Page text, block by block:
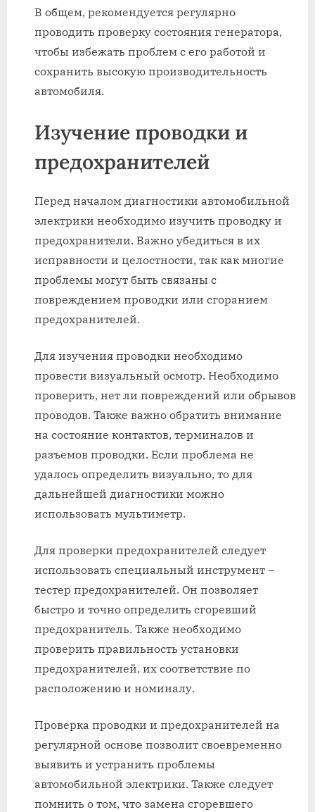
В общем, рекомендуется регулярно
проводить проверку состояния генератора,
чтобы избежать проблем с его работой и
сохранить высокую производительность
автомобиля.
Изучение проводки и
предохранителей
Перед началом диагностики автомобильной
электрики необходимо изучить проводку и
предохранители. Важно убедиться в их
исправности и целостности, так как многие
проблемы могут быть связаны с
повреждением проводки или сгоранием
предохранителей.
Для изучения проводки необходимо
провести визуальный осмотр. Необходимо
проверить, нет ли повреждений или обрывов
проводов. Также важно обратить внимание
на состояние контактов, терминалов и
разъемов проводки. Если проблема не
удалось определить визуально, то для
дальнейшей диагностики можно
использовать мультиметр.
Для проверки предохранителей следует
использовать специальный инструмент –
тестер предохранителей. Он позволяет
быстро и точно определить сгоревший
предохранитель. Также необходимо
проверить правильность установки
предохранителей, их соответствие по
расположению и номиналу.
Проверка проводки и предохранителей на
регулярной основе позволит своевременно
выявить и устранить проблемы
автомобильной электрики. Также следует
помнить о том, что замена сгоревшего